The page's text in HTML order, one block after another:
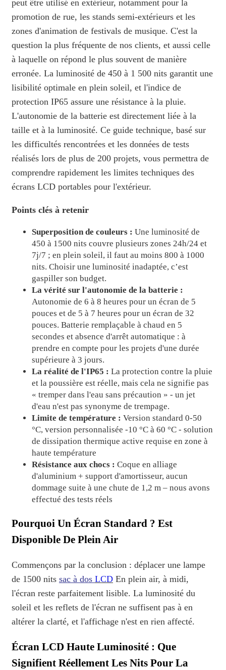
peut être utilisé en extérieur, notamment pour la
promotion de rue, les stands semi-extérieurs et les
zones d'animation de festivals de musique. C'est la
question la plus fréquente de nos clients, et aussi celle
à laquelle on répond le plus souvent de manière
erronée. La luminosité de 450 à 1 500 nits garantit une
lisibilité optimale en plein soleil, et l'indice de
protection IP65 assure une résistance à la pluie.
L'autonomie de la batterie est directement liée à la
taille et à la luminosité. Ce guide technique, basé sur
les difficultés rencontrées et les données de tests
réalisés lors de plus de 200 projets, vous permettra de
comprendre rapidement les limites techniques des
écrans LCD portables pour l'extérieur.
Points clés à retenir
Superposition de couleurs : Une luminosité de
450 à 1500 nits couvre plusieurs zones 24h/24 et
7j/7 ; en plein soleil, il faut au moins 800 à 1000
nits. Choisir une luminosité inadaptée, c’est
gaspiller son budget.
La vérité sur l'autonomie de la batterie :
Autonomie de 6 à 8 heures pour un écran de 5
pouces et de 5 à 7 heures pour un écran de 32
pouces. Batterie remplaçable à chaud en 5
secondes et absence d'arrêt automatique : à
prendre en compte pour les projets d'une durée
supérieure à 3 jours.
La réalité de l'IP65 : La protection contre la pluie
et la poussière est réelle, mais cela ne signifie pas
« tremper dans l'eau sans précaution » - un jet
d'eau n'est pas synonyme de trempage.
Limite de température : Version standard 0-50
°C, version personnalisée -10 °C à 60 °C - solution
de dissipation thermique active requise en zone à
haute température
Résistance aux chocs : Coque en alliage
d'aluminium + support d'amortisseur, aucun
dommage suite à une chute de 1,2 m – nous avons
effectué des tests réels
Pourquoi Un Écran Standard ? Est
Disponible De Plein Air
Commençons par la conclusion : déplacer une lampe
de 1500 nits sac à dos LCDEn plein air, à midi,
l'écran reste parfaitement lisible. La luminosité du
soleil et les reflets de l'écran ne suffisent pas à en
altérer la clarté, et l'affichage n'est en rien affecté.
Écran LCD Haute Luminosité : Que
Signifient Réellement Les Nits Pour La